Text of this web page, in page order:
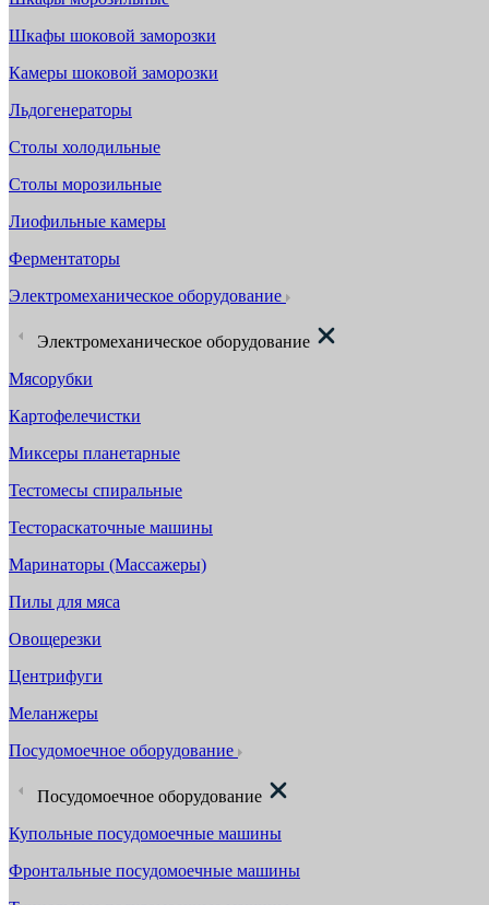
Шкафы шоковой заморозки
Камеры шоковой заморозки
Льдогенераторы
Столы холодильные
Столы морозильные
Лиофильные камеры
Ферментаторы
Электромеханическое оборудование
Электромеханическое оборудование
Мясорубки
Картофелечистки
Миксеры планетарные
Тестомесы спиральные
Тестораскаточные машины
Маринаторы (Массажеры)
Пилы для мяса
Овощерезки
Центрифуги
Меланжеры
Посудомоечное оборудование
Посудомоечное оборудование
Купольные посудомоечные машины
Фронтальные посудомоечные машины